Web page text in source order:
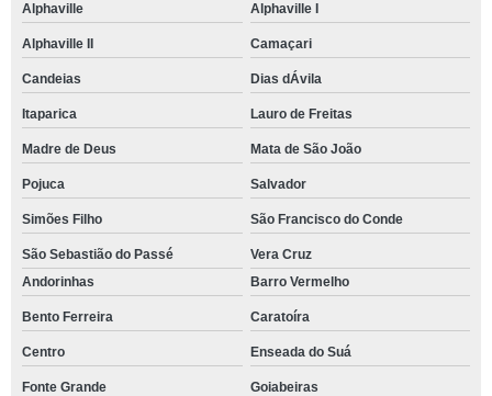
Alphaville
Alphaville I
Alphaville II Camaçari
Candeias Dias dÁvila
Itaparica Lauro de Freitas
Madre de Deus Mata de São João
Pojuca Salvador
Simões Filho São Francisco do Conde
São Sebastião do Passé
Vera Cruz
Andorinhas
Barro Vermelho
Bento Ferreira Caratoíra
Centro Enseada do Suá
Fonte Grande Goiabeiras